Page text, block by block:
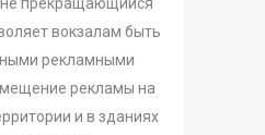
вокзалам быть
рекламными
рекламы на
и в зданиях